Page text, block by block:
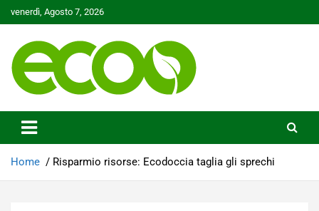
to
venerdì, Agosto 7, 2026
Ecoo.it
Home Risparmio risorse: Ecodoccia taglia gli sprechi